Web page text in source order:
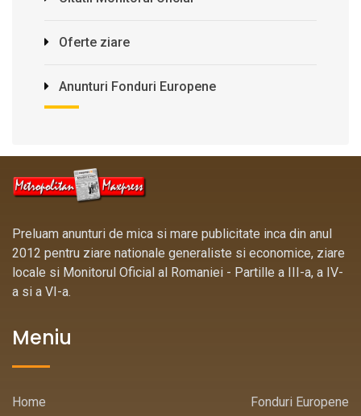
Oferte ziare
Anunturi Fonduri Europene
Preluam anunturi de mica si mare publicitate inca din anul
2012 pentru ziare nationale generaliste si economice, ziare
locale si Monitorul Oficial al Romaniei - Partille a III-a, a IV-
a si a VI-a.
Meniu
Home Fonduri Europene